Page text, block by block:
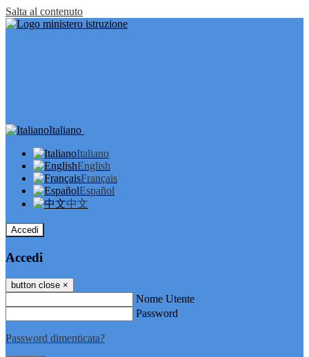
Salta al contenuto
Italiano
Italiano
English
Français
Español
中文
Accedi
Accedi
button close ×
Nome Utente
Password
Password dimenticata?